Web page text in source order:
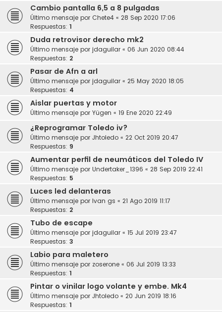
Cambio pantalla 6,5 a 8 pulgadas
Último mensaje por Chete4 « 28 Sep 2020 17:06
Respuestas: 1
Duda retrovisor derecho mk2
Último mensaje por jdaguilar « 06 Jun 2020 08:44
Respuestas: 2
Pasar de Afn a arl
Último mensaje por jdaguilar « 25 May 2020 18:05
Respuestas: 4
Aislar puertas y motor
Último mensaje por Yügen « 19 Ene 2020 22:49
¿Reprogramar Toledo iv?
Último mensaje por Jhtoledo « 22 Oct 2019 20:47
Respuestas: 9
Aumentar perfil de neumáticos del Toledo IV
Último mensaje por Undertaker_1396 « 28 Sep 2019 22:41
Respuestas: 5
Luces led delanteras
Último mensaje por Ivan gs « 21 Ago 2019 11:17
Respuestas: 2
Tubo de escape
Último mensaje por jdaguilar « 15 Jul 2019 23:47
Respuestas: 3
Labio para maletero
Último mensaje por zoserone « 06 Jul 2019 13:33
Respuestas: 1
Pintar o vinilar logo volante y embe. Mk4
Último mensaje por Jhtoledo « 20 Jun 2019 18:16
Respuestas: 1